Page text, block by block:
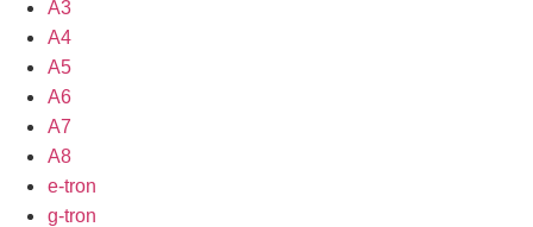
A3
A4
A5
A6
A7
A8
e-tron
g-tron